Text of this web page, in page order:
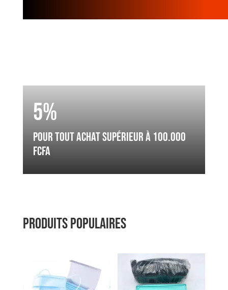
5%
pour tout achat supérieur à 100.000
fcfa
Produits Populaires